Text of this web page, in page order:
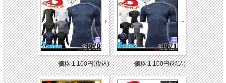
価格:1,100円(税込) 価格:1,100円(税込)